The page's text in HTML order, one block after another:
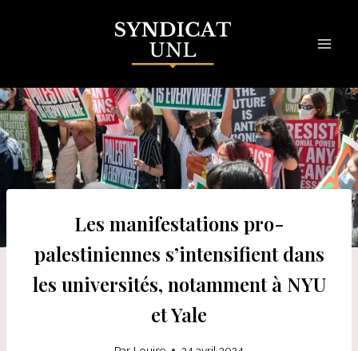
Les manifestations pro-
palestiniennes s’intensifient dans
les universités, notamment à NYU
et Yale